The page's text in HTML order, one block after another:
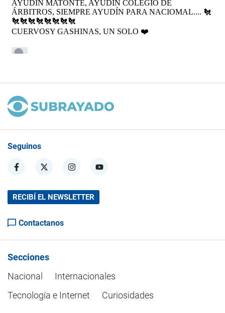
Seguinos
RECIBÍ EL NEWSLETTER
Contactanos
Secciones
Nacional
Internacionales
Tecnología e Internet
Curiosidades